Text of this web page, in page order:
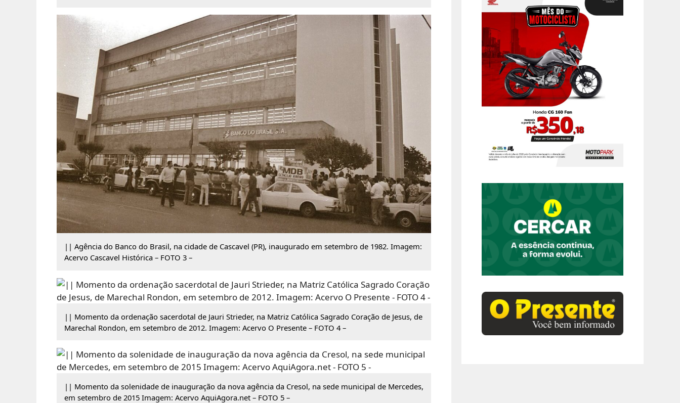
|| Agência do Banco do Brasil, na cidade de Cascavel (PR), inaugurado em setembro de 1982. Imagem:
Acervo Cascavel Histórica – FOTO 3 –
|| Momento da ordenação sacerdotal de Jauri Strieder, na Matriz Católica Sagrado Coração de Jesus, de
Marechal Rondon, em setembro de 2012. Imagem: Acervo O Presente – FOTO 4 –
|| Momento da solenidade de inauguração da nova agência da Cresol, na sede municipal de Mercedes,
em setembro de 2015 Imagem: Acervo AquiAgora.net – FOTO 5 –